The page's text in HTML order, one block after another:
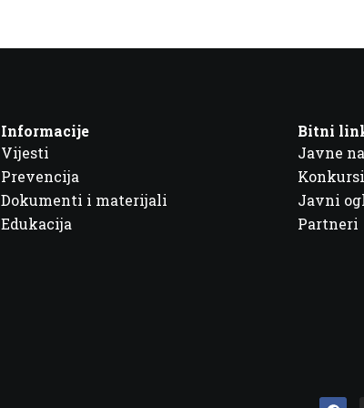
Informacije
Vijesti
Prevencija
Dokumenti i materijali
Edukacija
Bitni
Javne
Konkursi
Javni
Partneri